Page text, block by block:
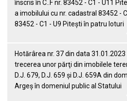
înscris în C..F nr. 83452 - C1 - U11
a imobilului cu nr. cadastral 83452 -
83452 - C1 - U9 Piteşti în patru loturi
Hotărârea nr. 37 din data
trecerea unor părţi din imobilele
D.J. 679, D.J. 659 şi D.J. 659A din
Argeş în domeniul public al Statului